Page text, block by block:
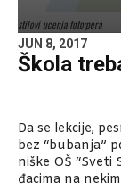
stilovi ucenja foto:pera
JUN 8, 2017
Škola
Da se lekcije,
bez “bubanja”
niške OŠ “Sveti
đacima na